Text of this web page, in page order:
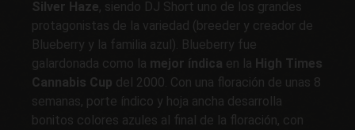
Silver Haze, siendo DJ Short uno de los grandes
protagonistas de la variedad (breeder y creador de
Blueberry y la familia azul). Blueberry fue
galardonada como la mejor índica en la High Times
Cannabis Cup del 2000. Con una floración de unas 8
semanas, porte índico y hoja ancha desarrolla
bonitos colores azules al final de la floración, con